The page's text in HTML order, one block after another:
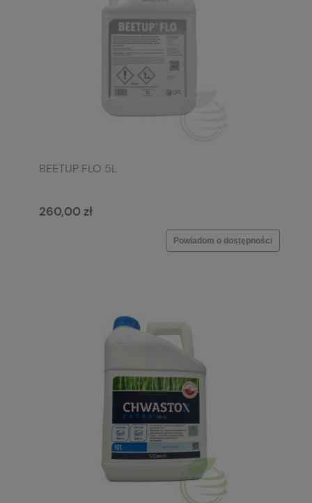
BEETUP FLO 5L
260,00 zł
Powiadom o dostępności